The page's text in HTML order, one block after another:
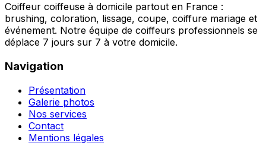
Coiffeur coiffeuse à domicile partout en France :
brushing, coloration, lissage, coupe, coiffure mariage et
événement. Notre équipe de coiffeurs professionnels se
déplace 7 jours sur 7 à votre domicile.
Navigation
Présentation
Galerie photos
Nos services
Contact
Mentions légales